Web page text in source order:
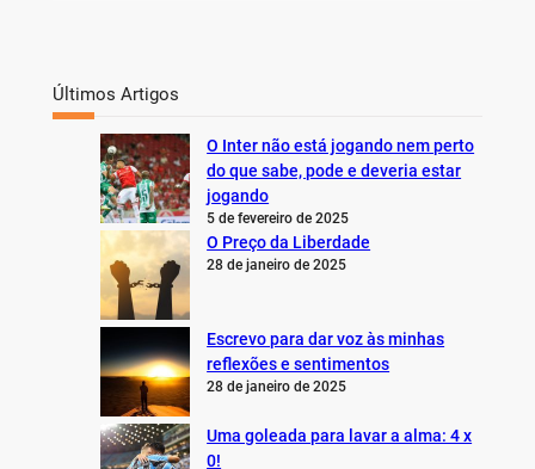
Últimos Artigos
O Inter não está jogando nem perto
do que sabe, pode e deveria estar
jogando
5 de fevereiro de 2025
O Preço da Liberdade
28 de janeiro de 2025
Escrevo para dar voz às minhas
reflexões e sentimentos
28 de janeiro de 2025
Uma goleada para lavar a alma: 4 x
0!